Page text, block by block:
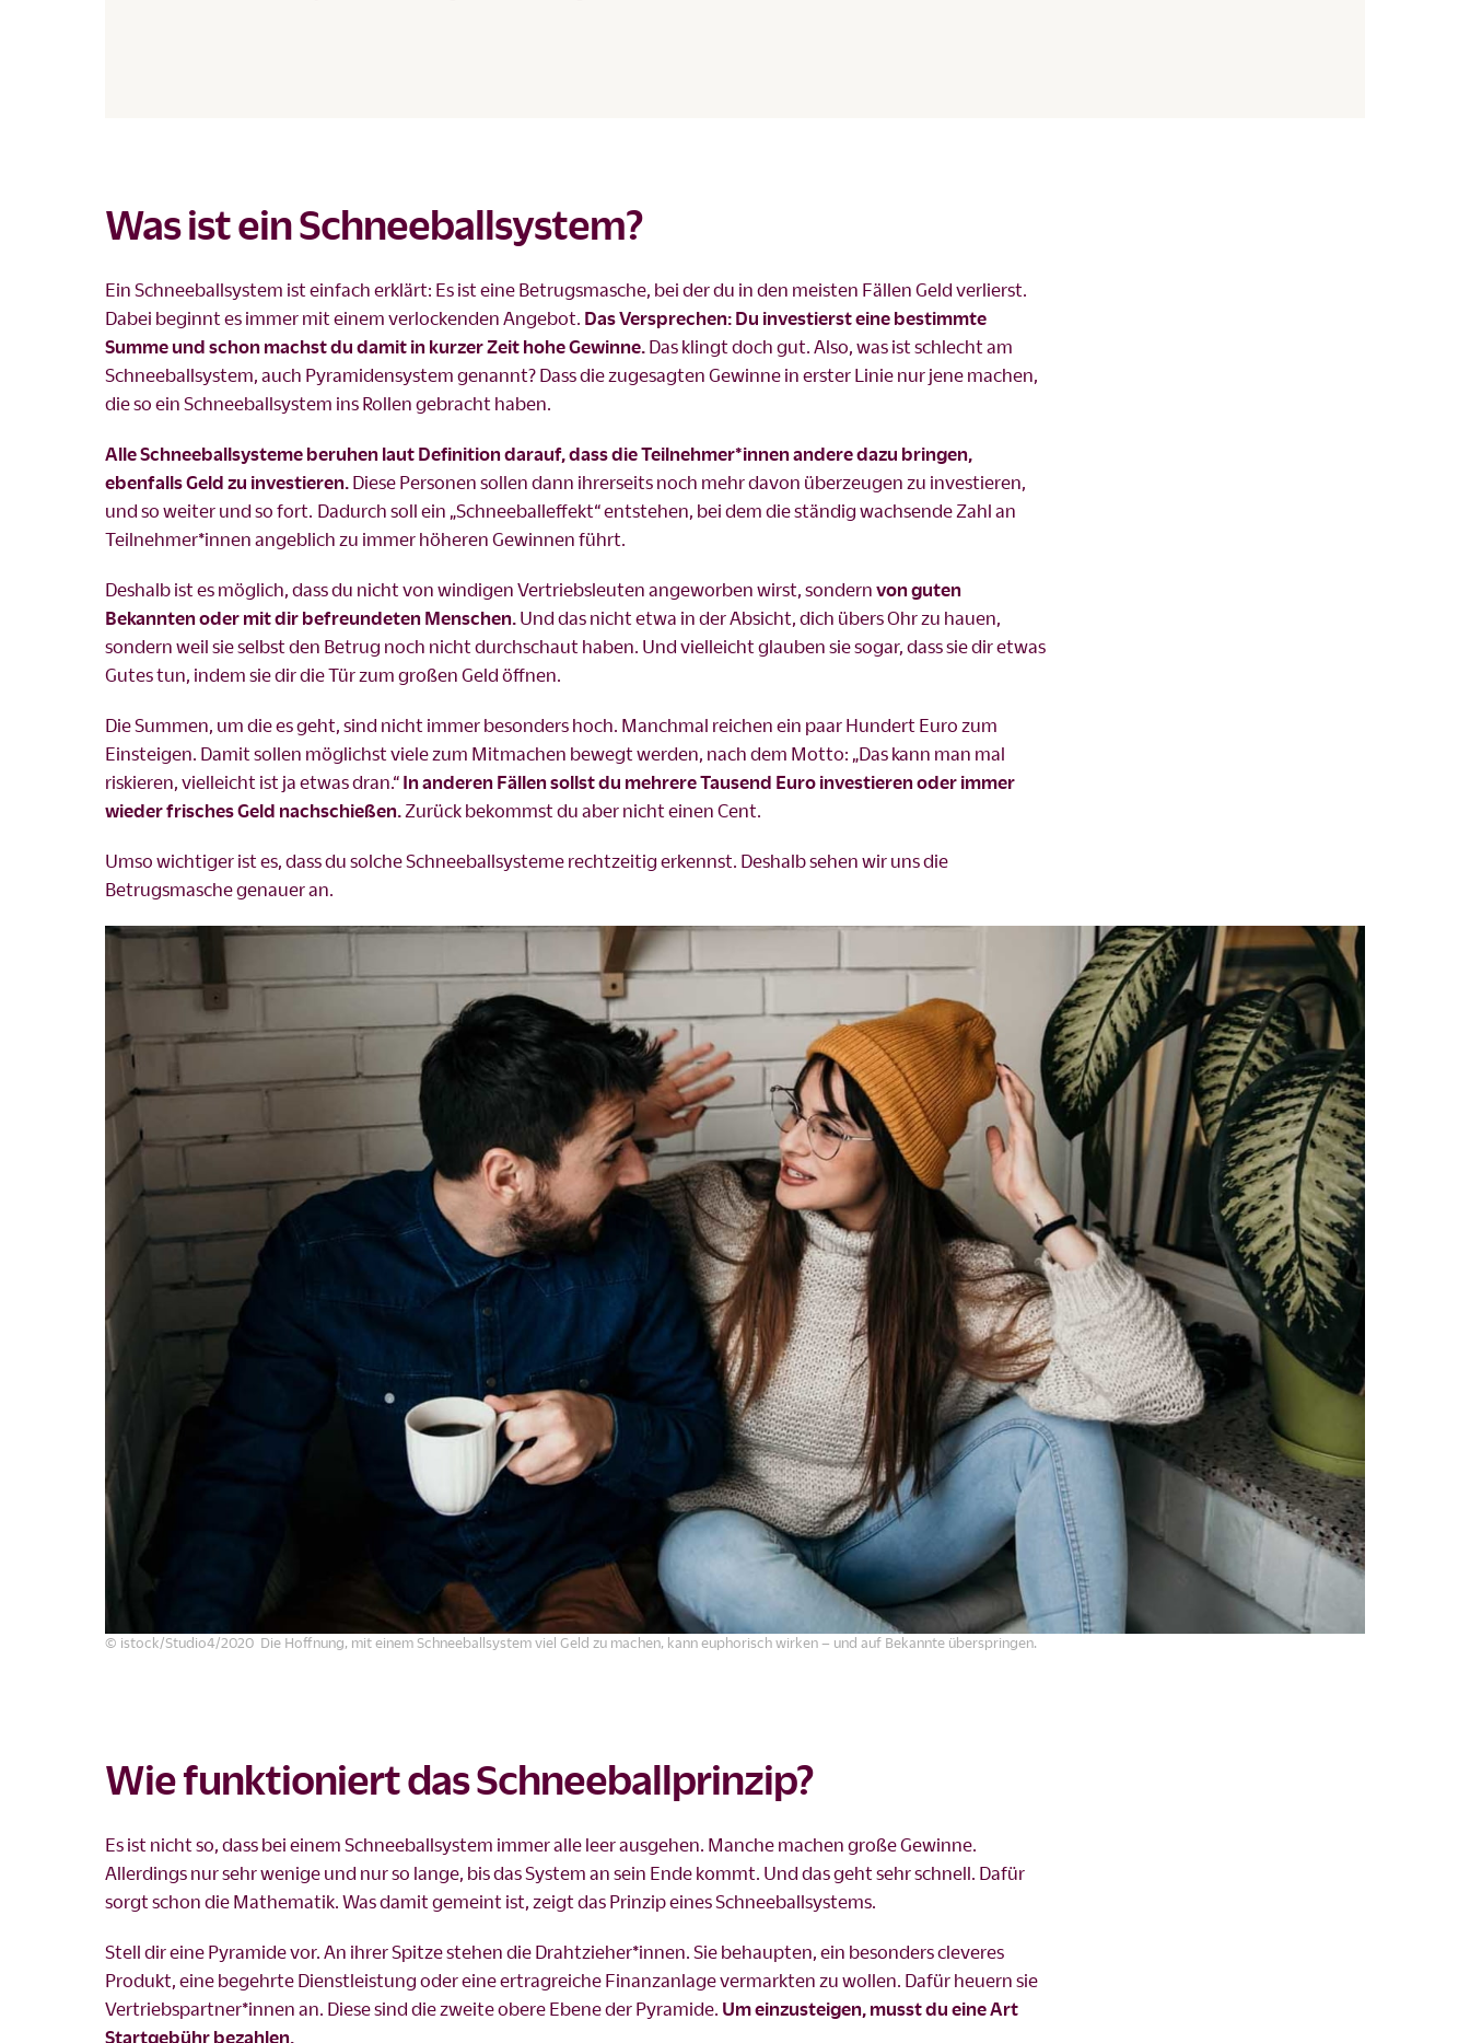
Was ist ein Schneeballsystem?
Ein Schneeballsystem ist einfach erklärt: Es ist eine Betrugsmasche, bei der du in den meisten Fällen Geld verlierst.
Dabei beginnt es immer mit einem verlockenden Angebot. Das Versprechen: Du investierst eine bestimmte
Summe und schon machst du damit in kurzer Zeit hohe Gewinne. Das klingt doch gut. Also, was ist schlecht am
Schneeballsystem, auch Pyramidensystem genannt? Dass die zugesagten Gewinne in erster Linie nur jene machen,
die so ein Schneeballsystem ins Rollen gebracht haben.
Alle Schneeballsysteme beruhen laut Definition darauf, dass die Teilnehmer*innen andere dazu bringen,
ebenfalls Geld zu investieren. Diese Personen sollen dann ihrerseits noch mehr davon überzeugen zu investieren,
und so weiter und so fort. Dadurch soll ein „Schneeballeffekt“ entstehen, bei dem die ständig wachsende Zahl an
Teilnehmer*innen angeblich zu immer höheren Gewinnen führt.
Deshalb ist es möglich, dass du nicht von windigen Vertriebsleuten angeworben wirst, sondern von guten
Bekannten oder mit dir befreundeten Menschen. Und das nicht etwa in der Absicht, dich übers Ohr zu hauen,
sondern weil sie selbst den Betrug noch nicht durchschaut haben. Und vielleicht glauben sie sogar, dass sie dir etwas
Gutes tun, indem sie dir die Tür zum großen Geld öffnen.
Die Summen, um die es geht, sind nicht immer besonders hoch. Manchmal reichen ein paar Hundert Euro zum
Einsteigen. Damit sollen möglichst viele zum Mitmachen bewegt werden, nach dem Motto: „Das kann man mal
riskieren, vielleicht ist ja etwas dran.“ In anderen Fällen sollst du mehrere Tausend Euro investieren oder immer
wieder frisches Geld nachschießen.Zurück bekommst du aber nicht einen Cent.
Umso wichtiger ist es, dass du solche Schneeballsysteme rechtzeitig erkennst. Deshalb sehen wir uns die
Betrugsmasche genauer an.
© istock/Studio4/2020 Die Hoffnung, mit einem Schneeballsystem viel Geld zu machen, kann euphorisch wirken – und auf Bekannte überspringen.
Wie funktioniert das Schneeballprinzip?
Es ist nicht so, dass bei einem Schneeballsystem immer alle leer ausgehen. Manche machen große Gewinne.
Allerdings nur sehr wenige und nur so lange, bis das System an sein Ende kommt. Und das geht sehr schnell. Dafür
sorgt schon die Mathematik. Was damit gemeint ist, zeigt das Prinzip eines Schneeballsystems.
Stell dir eine Pyramide vor. An ihrer Spitze stehen die Drahtzieher*innen. Sie behaupten, ein besonders cleveres
Produkt, eine begehrte Dienstleistung oder eine ertragreiche Finanzanlage vermarkten zu wollen. Dafür heuern sie
Vertriebspartner*innen an. Diese sind die zweite obere Ebene der Pyramide. Um einzusteigen, musst du eine Art
Startgebühr bezahlen.